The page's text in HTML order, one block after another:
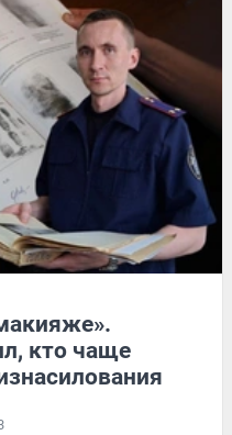
кто чаще